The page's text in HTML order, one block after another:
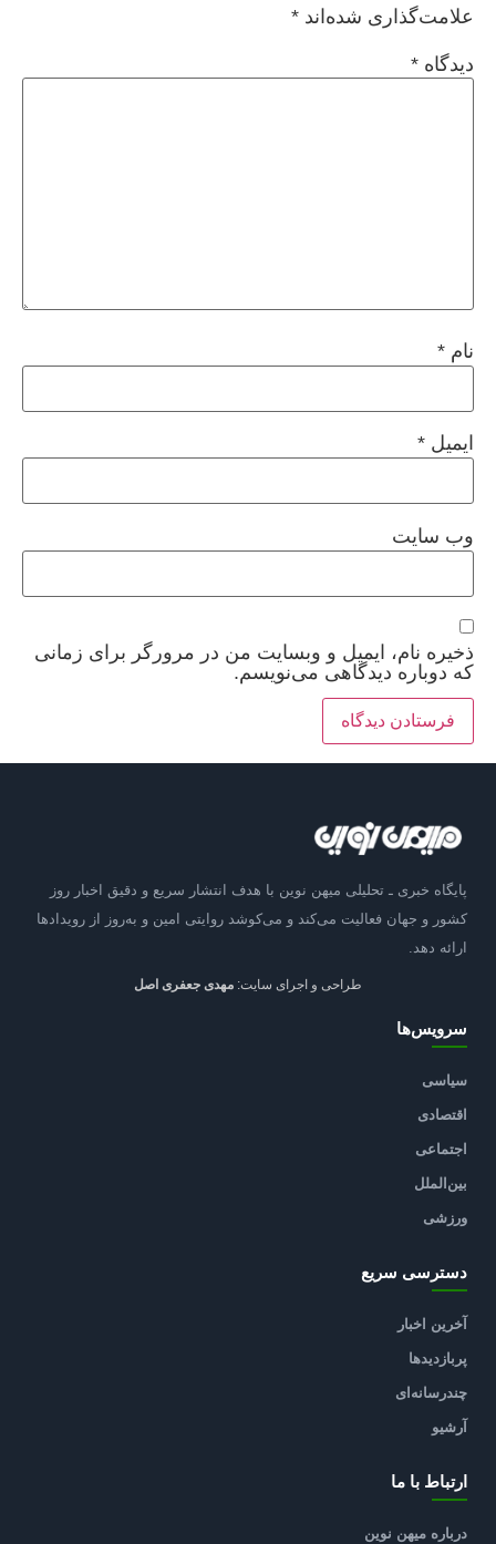
علامت‌گذاری شده‌اند *
دیدگاه *
نام *
ایمیل *
وب‌ سایت
ذخیره نام، ایمیل و وبسایت من در مرورگر برای زمانی
که دوباره دیدگاهی می‌نویسم.
پایگاه خبری ـ تحلیلی میهن نوین با هدف انتشار سریع و دقیق اخبار روز
کشور و جهان فعالیت می‌کند و می‌کوشد روایتی امین و به‌روز از رویدادها
ارائه دهد.
طراحی و اجرای سایت: مهدی جعفری اصل
سرویس‌ها
سیاسی
اقتصادی
اجتماعی
بین‌الملل
ورزشی
دسترسی سریع
آخرین اخبار
پربازدیدها
چندرسانه‌ای
آرشیو
ارتباط با ما
درباره میهن نوین